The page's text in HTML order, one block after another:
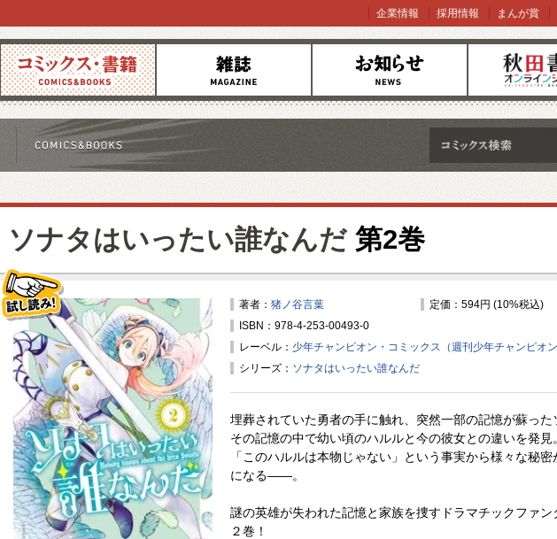
コミックス 雑誌 お知らせ オンラインショッ
企業情報 採用情報 まんが賞
ソナタはいったい誰なんだ 第2巻
著者： 猪ノ谷言葉
定価：594円 (10%税込)
ISBN：978-4-253-00493-0
レーベル： 少年チャンピオン・コミックス（週刊少年チャンピオン
シリーズ： ソナタはいったい誰なんだ
埋葬されていた勇者の手に触れ、突然一部の記憶が蘇った
その記憶の中で幼い頃のハルルと今の彼女との違いを発見。
「このハルルは本物じゃない」という事実から様々な秘密
になる――。
謎の英雄が失われた記憶と家族を捜すドラマチックファン
２巻！
試し読み！